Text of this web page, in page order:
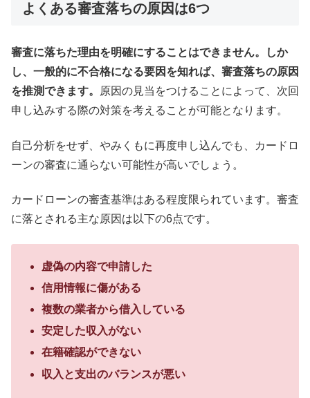
よくある審査落ちの原因は6つ
審査に落ちた理由を明確にすることはできません。しか
し、一般的に不合格になる要因を知れば、審査落ちの原因
を推測できます。
原因の見当をつけることによって、次回
申し込みする際の対策を考えることが可能となります。
自己分析をせず、やみくもに再度申し込んでも、カードロ
ーンの審査に通らない可能性が高いでしょう。
カードローンの審査基準はある程度限られています。審査
に落とされる主な原因は以下の6点です。
虚偽の内容で申請した
信用情報に傷がある
複数の業者から借入している
安定した収入がない
在籍確認ができない
収入と支出のバランスが悪い